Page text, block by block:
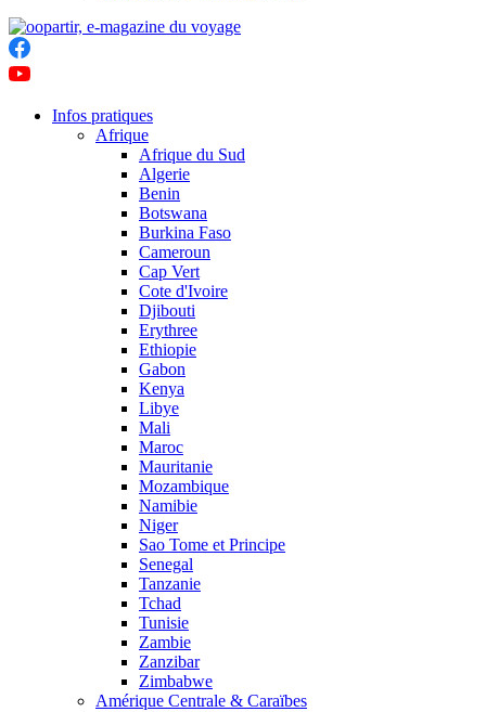
Infos pratiques
Afrique
Afrique du Sud
Algerie
Benin
Botswana
Burkina Faso
Cameroun
Cap Vert
Cote d'Ivoire
Djibouti
Erythree
Ethiopie
Gabon
Kenya
Libye
Mali
Maroc
Mauritanie
Mozambique
Namibie
Niger
Sao Tome et Principe
Senegal
Tanzanie
Tchad
Tunisie
Zambie
Zanzibar
Zimbabwe
Amérique Centrale & Caraïbes